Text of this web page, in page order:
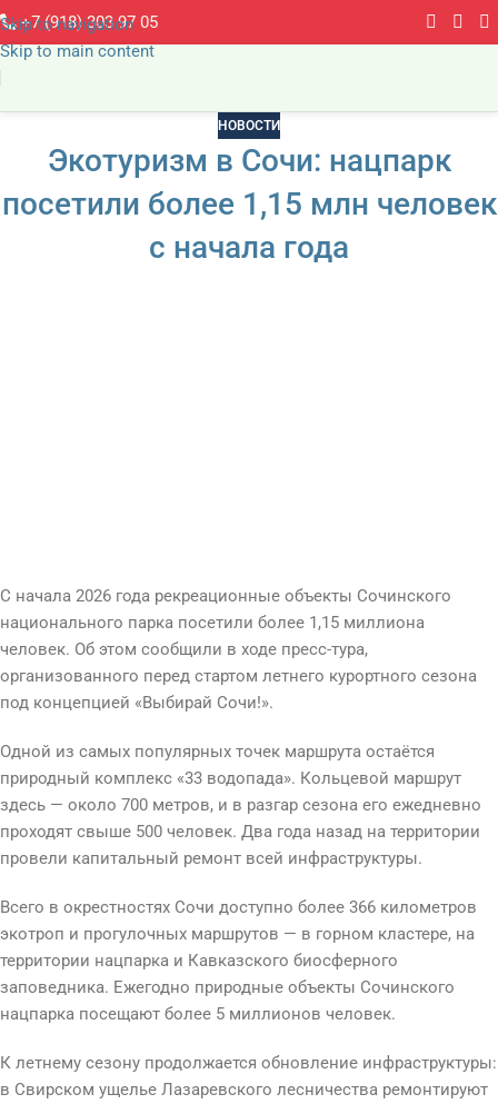
Skip to navigation
Skip to main content
+7 (918) 303 97 05
НОВОСТИ
Экотуризм в Сочи: нацпарк
посетили более 1,15 млн человек
с начала года
С начала 2026 года рекреационные объекты Сочинского
национального парка посетили более 1,15 миллиона
человек. Об этом сообщили в ходе пресс-тура,
организованного перед стартом летнего курортного сезона
под концепцией «Выбирай Сочи!».
Одной из самых популярных точек маршрута остаётся
природный комплекс «33 водопада». Кольцевой маршрут
здесь — около 700 метров, и в разгар сезона его ежедневно
проходят свыше 500 человек. Два года назад на территории
провели капитальный ремонт всей инфраструктуры.
Всего в окрестностях Сочи доступно более 366 километров
экотроп и прогулочных маршрутов — в горном кластере, на
территории нацпарка и Кавказского биосферного
заповедника. Ежегодно природные объекты Сочинского
нацпарка посещают более 5 миллионов человек.
К летнему сезону продолжается обновление инфраструктуры:
в Свирском ущелье Лазаревского лесничества ремонтируют